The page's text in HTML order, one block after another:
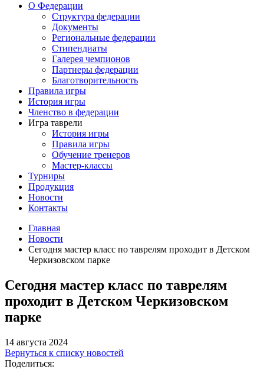
О Федерации
Структура федерации
Документы
Региональные федерации
Стипендиаты
Галерея чемпионов
Партнеры федерации
Благотворительность
Правила игры
История игры
Членство в федерации
Игра таврели
История игры
Правила игры
Обучение тренеров
Мастер-классы
Турниры
Продукция
Новости
Контакты
Главная
Новости
Сегодня мастер класс по таврелям проходит в Детском
Черкизовском парке
Сегодня мастер класс по таврелям
проходит в Детском Черкизовском
парке
14 августа 2024
Вернуться к списку новостей
Поделиться: